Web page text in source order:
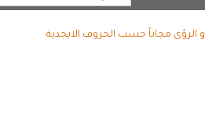
مجاناً حسب الحروف الابجدية